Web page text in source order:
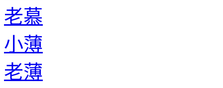
老慕
小薄
老薄